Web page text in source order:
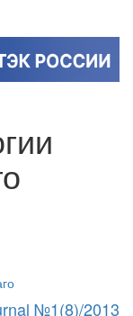
№1(8)/2013